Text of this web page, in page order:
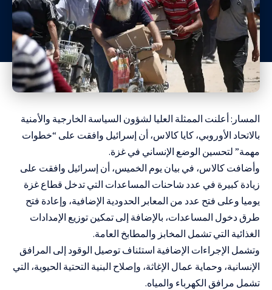
المسار: أعلنت الممثلة العليا لشؤون السياسة الخارجية والأمنية
بالاتحاد الأوروبي، كايا كالاس، أن إسرائيل وافقت على “خطوات
مهمة” لتحسين الوضع الإنساني في غزة.
وأضافت كالاس، في بيان يوم الخميس، أن إسرائيل وافقت على
زيادة كبيرة في عدد شاحنات المساعدات التي تدخل قطاع غزة
يوميا وعلى فتح عدد من المعابر الحدودية الإضافية، وإعادة فتح
طرق دخول المساعدات، بالإضافة إلى تمكين توزيع الإمدادات
الغذائية التي تشمل المخابز والمطابخ العامة.
وتشمل الإجراءات الإضافية استئناف توصيل الوقود إلى المرافق
الإنسانية، وحماية عمال الإغاثة، وإصلاح البنية التحتية الحيوية، التي
تشمل مرافق الكهرباء والمياه.